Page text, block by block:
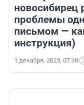
новосибирец
проблемы
письмом —
инструкция)
1 декабря, 2023, 07:30